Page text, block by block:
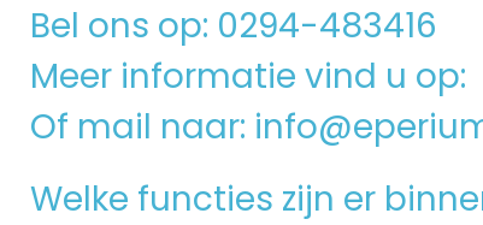
Bel ons op: 0294-483416
Meer informatie vind u op:
Of mail naar:
Welke functies zijn er